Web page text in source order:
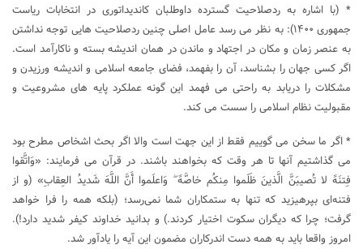
* (با اشاره به ردصلاحیت گسترده داوطلبان کاندیداتوری در انتخابات ریاست
جمهوری ۱۴۰۰): به نظر می رسد عامل اصلی چنین ردصلاحیت هایی توجه نداشتن
به عنصر زمان و مکان در اجتهاد و ماندن در همان اندیشه بسته و ناکارآمد است.
اگر کسی جهان را بشناسد، آن را بفهمد، فضای جامعه اسلامی و اندیشه ورزیدن و
مشکلات را دریابد به راحتی می فهمد این گونه عملکرد پایه های مشروعیت و
مقبولیت نظام اسلامی را سست می کند.
* اگر ما سخن می گوییم فقط از این جهت است والا اگر بحث اشخاص مطرح بود
می گذاشتیم آنها تا هر وقت که بخواهند باشند. در قرآن می فرمایند: «وَاتَّقوا
فِتنَهً لا تُصیبَنَّ الَّذینَ ظَلَموا مِنکُم خاصَّهً ۖ وَاعلَموا أَنَّ اللَّهَ شَدیدُ العِقابِ» (و از
فتنه‌ای بپرهیزید که تنها به ستمکاران شما نمی‌رسد؛ (بلکه همه را فرا خواهد
گرفت؛ چرا که دیگران سکوت اختیار کردند.) و بدانید خداوند کیفر شدید دارد!).
امروز واقعا باید به همه دست اندرکاران مضمون این آیه را یادآور شد.